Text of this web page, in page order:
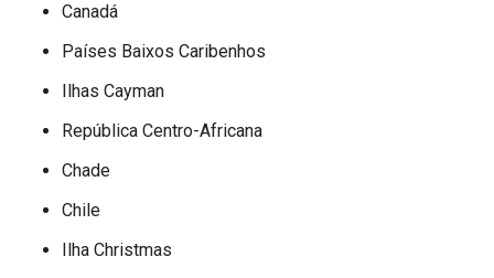
Canadá
Países Baixos Caribenhos
Ilhas Cayman
República Centro-Africana
Chade
Chile
Ilha Christmas